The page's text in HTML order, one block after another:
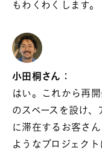
もわくわくします。
小田桐さん：
はい。これから再
のスペースを設け、
に滞在するお客さ
ようなプロジェク